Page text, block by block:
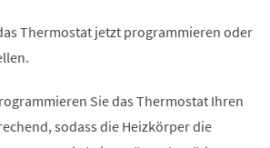
Thermostat jetzt programmieren oder
Sie das Thermostat Ihren
sodass die Heizkörper die